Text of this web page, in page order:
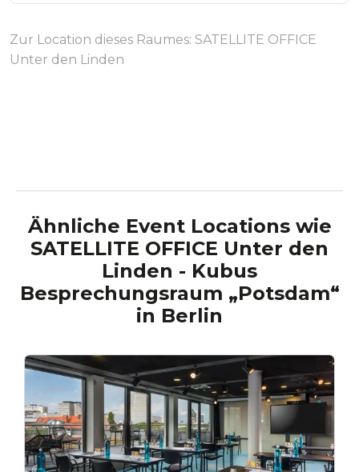
Zur Location dieses Raumes: SATELLITE OFFICE
Unter den Linden
Ähnliche Event Locations wie
SATELLITE OFFICE Unter den
Linden - Kubus
Besprechungsraum „Potsdam“
in Berlin